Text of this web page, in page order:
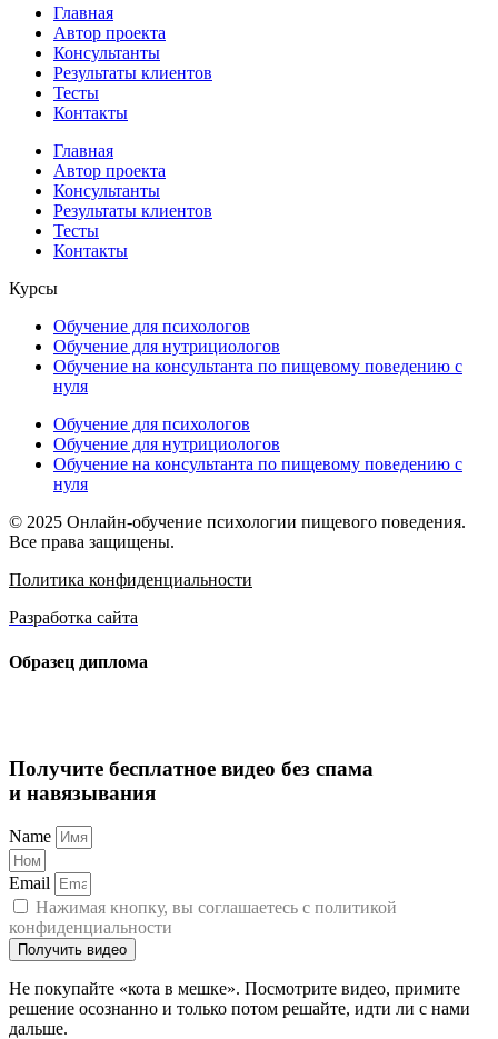
Главная
Автор проекта
Консультанты
Результаты клиентов
Тесты
Контакты
Главная
Автор проекта
Консультанты
Результаты клиентов
Тесты
Контакты
Курсы
Обучение для психологов
Обучение для нутрициологов
Обучение на консультанта по пищевому поведению с
нуля
Обучение для психологов
Обучение для нутрициологов
Обучение на консультанта по пищевому поведению с
нуля
© 2025 Онлайн-обучение психологии пищевого поведения.
Все права защищены.
Политика конфиденциальности
Разработка сайта
Образец диплома
Получите бесплатное видео без спама
и навязывания
Name
Email
Нажимая кнопку, вы соглашаетесь с политикой
конфиденциальности
Получить видео
Не покупайте «кота в мешке». Посмотрите видео, примите
решение осознанно и только потом решайте, идти ли с нами
дальше.